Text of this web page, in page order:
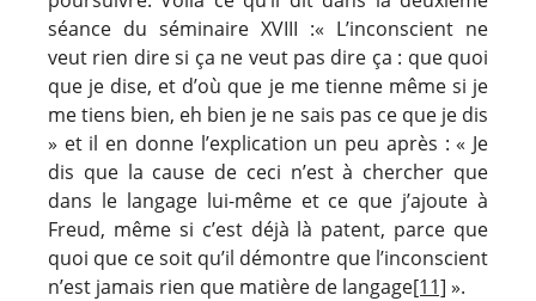
séance du séminaire XVIII :« L’inconscient ne
veut rien dire si ça ne veut pas dire ça : que quoi
que je dise, et d’où que je me tienne même si je
me tiens bien, eh bien je ne sais pas ce que je dis
» et il en donne l’explication un peu après : « Je
dis que la cause de ceci n’est à chercher que
dans le langage lui-même et ce que j’ajoute à
Freud, même si c’est déjà là patent, parce que
quoi que ce soit qu’il démontre que l’inconscient
n’est jamais rien que matière de langage[11] ».